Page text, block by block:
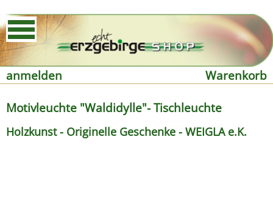
anmelden
Warenkorb
Motivleuchte "Waldidylle"- Tischleuchte
Holzkunst - Originelle Geschenke - WEIGLA e.K.